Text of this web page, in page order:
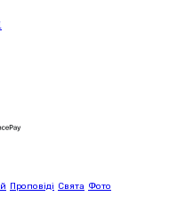
Проповіді Свята Фото